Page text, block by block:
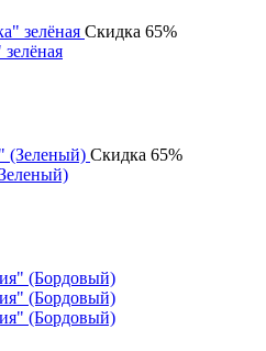
Скидка 65%
Скидка 65%